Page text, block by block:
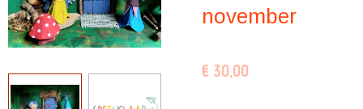
november
€ 30,00